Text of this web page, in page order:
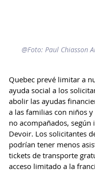
@Foto: Paul Chiasson
Quebec prevé limitar a
ayuda social a los
abolir las ayudas
a las familias con niños
no acompañados, según
Devoir. Los solicitantes
podrían tener menos
tickets de transporte
acceso limitado a la